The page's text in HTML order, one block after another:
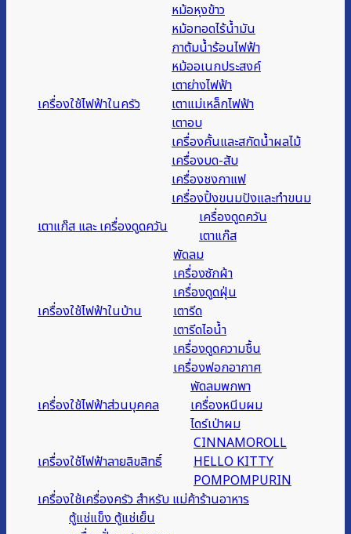
เครื่องใช้ไฟฟ้าในครัว
หม้อหุงข้าว
หม้อทอดไร้น้ำมัน
กาต้มน้ำร้อนไฟฟ้า
หม้ออเนกประสงค์
เตาย่างไฟฟ้า
เตาแม่เหล็กไฟฟ้า
เตาอบ
เครื่องคั้นและสกัดน้ำผลไม้
เครื่องบด-สับ
เครื่องชงกาแฟ
เครื่องปิ้งขนมปังและทำขนม
เตาแก๊ส และ เครื่องดูดควัน
เครื่องดูดควัน
เตาแก๊ส
เครื่องใช้ไฟฟ้าในบ้าน
พัดลม
เครื่องซักผ้า
เครื่องดูดฝุ่น
เตารีด
เตารีดไอน้ำ
เครื่องดูดความชื้น
เครื่องฟอกอากาศ
เครื่องใช้ไฟฟ้าส่วนบุคคล
พัดลมพกพา
เครื่องหนีบผม
ไดร์เป่าผม
เครื่องใช้ไฟฟ้าลายลิขสิทธิ์
CINNAMOROLL
HELLO KITTY
POMPOMPURIN
เครื่องใช้เครื่องครัว สำหรับ แม่ค้าร้านอาหาร
ตู้แช่แข็ง ตู้แช่เย็น